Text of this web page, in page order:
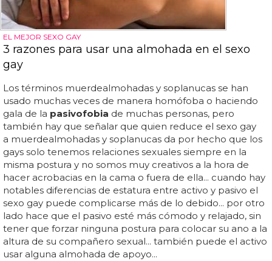
EL MEJOR SEXO GAY
3 razones para usar una almohada en el sexo
gay
Los términos muerdealmohadas y soplanucas se han
usado muchas veces de manera homófoba o haciendo
gala de la pasivofobia de muchas personas, pero
también hay que señalar que quien reduce el sexo gay
a muerdealmohadas y soplanucas da por hecho que los
gays solo tenemos relaciones sexuales siempre en la
misma postura y no somos muy creativos a la hora de
hacer acrobacias en la cama o fuera de ella... cuando hay
notables diferencias de estatura entre activo y pasivo el
sexo gay puede complicarse más de lo debido... por otro
lado hace que el pasivo esté más cómodo y relajado, sin
tener que forzar ninguna postura para colocar su ano a la
altura de su compañero sexual... también puede el activo
usar alguna almohada de apoyo...